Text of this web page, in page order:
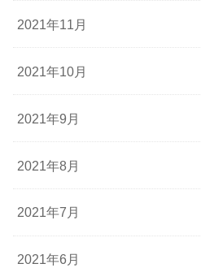
2021年11月
2021年10月
2021年9月
2021年8月
2021年7月
2021年6月